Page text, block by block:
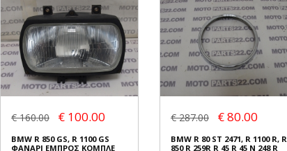
€ 160.00 € 100.00
BMW R 850 GS, R 1100 GS
ΦΑΝΑΡΙ ΕΜΠΡΟΣ ΚΟΜΠΛΕ
€ 287.00 € 80.00
BMW R 80 ST 2471, R 1100 R, R
850 R 259R R 45 R 45 N 248 R